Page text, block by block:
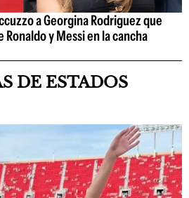
a Georgina Rodriguez que
y Messi en la cancha
DE ESTADOS